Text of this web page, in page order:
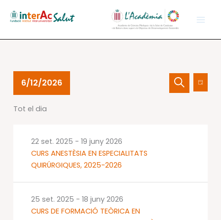
Esdeveniments
juny
Navegació
visualCercade
Dia
6/12/2026
una
Tot el dia
CURS ANESTÈSIA EN ESPECIALITATS
QUIRÚRGIQUES, 2025-2026
22 set. 2025 - 19 juny 2026
CURS DE FORMACIÓ TEÒRICA EN
25 set. 2025 - 18 juny 2026